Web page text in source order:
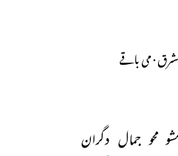
· می باقے
محو جمال دگران